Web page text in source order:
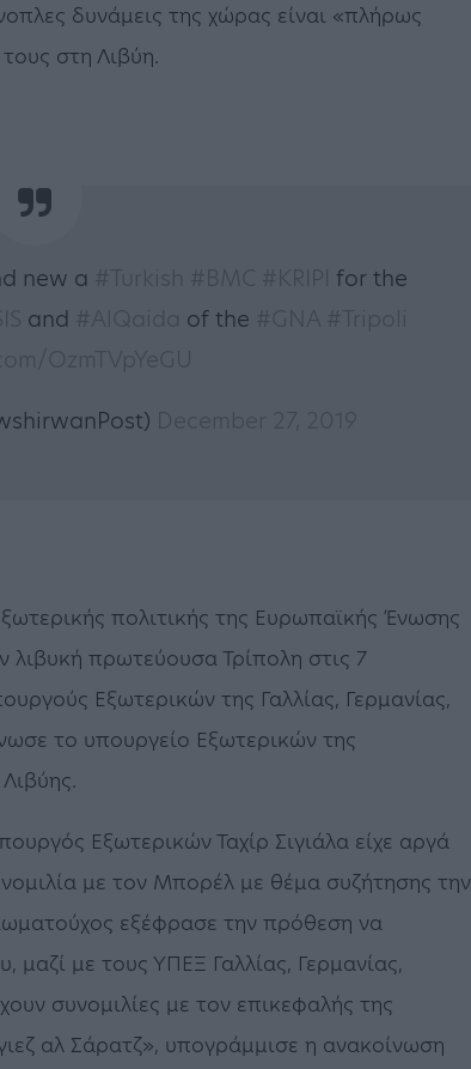
δυνάμεις της χώρας είναι «πλήρως
στη Λιβύη.
new a
for the
and of the
πολιτικής της Ευρωπαϊκής Ένωσης
πρωτεύουσα Τρίπολη στις 7
Εξωτερικών της Γαλλίας, Γερμανίας,
το υπουργείο Εξωτερικών της
Εξωτερικών Ταχίρ Σιγιάλα είχε αργά
με τον Μπορέλ με θέμα συζήτησης την
εξέφρασε την πρόθεση να
μαζί με τους ΥΠΕΞ Γαλλίας, Γερμανίας,
συνομιλίες με τον επικεφαλής της
αλ Σάρατζ», υπογράμμισε η ανακοίνωση